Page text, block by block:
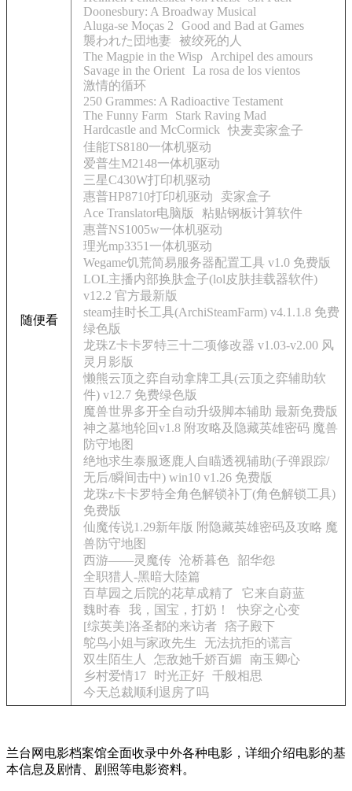
随便看
Doonesbury: A Broadway Musical
Aluga-se Moças 2
Good and Bad at Games
襲われた団地妻
被绞死的人
The Magpie in the Wisp
Archipel des amours
Savage in the Orient
La rosa de los vientos
激情的循环
250 Grammes: A Radioactive Testament
The Funny Farm
Stark Raving Mad
Hardcastle and McCormick
快麦卖家盒子
佳能TS8180一体机驱动
爱普生M2148一体机驱动
三星C430W打印机驱动
惠普HP8710打印机驱动
卖家盒子
Ace Translator电脑版
粘贴钢板计算软件
惠普NS1005w一体机驱动
理光mp3351一体机驱动
Wegame饥荒简易服务器配置工具 v1.0 免费版
LOL主播内部换肤盒子(lol皮肤挂载器软件)
v12.2 官方最新版
steam挂时长工具(ArchiSteamFarm) v4.1.1.8 免费
绿色版
龙珠Z卡卡罗特三十二项修改器 v1.03-v2.00 风
灵月影版
懒熊云顶之弈自动拿牌工具(云顶之弈辅助软
件) v12.7 免费绿色版
魔兽世界多开全自动升级脚本辅助 最新免费版
神之墓地轮回v1.8 附攻略及隐藏英雄密码 魔兽
防守地图
绝地求生泰服逐鹿人自瞄透视辅助(子弹跟踪/
无后/瞬间击中) win10 v1.26 免费版
龙珠z卡卡罗特全角色解锁补丁(角色解锁工具)
免费版
仙魔传说1.29新年版 附隐藏英雄密码及攻略 魔
兽防守地图
西游——灵魔传 沧桥暮色 韶华怨
全职猎人-黑暗大陸篇
百草园之后院的花草成精了
它来自蔚蓝
魏时春
我，国宝，打奶！
快穿之心变
[综英美]洛圣都的来访者
痞子殿下
鸵鸟小姐与家政先生
无法抗拒的谎言
双生陌生人
怎敌她千娇百媚
南玉卿心
乡村爱情17
时光正好 千般相思
今天总裁顺利退房了吗
兰台网电影档案馆全面收录中外各种电影，详细介绍电影的基
本信息及剧情、剧照等电影资料。